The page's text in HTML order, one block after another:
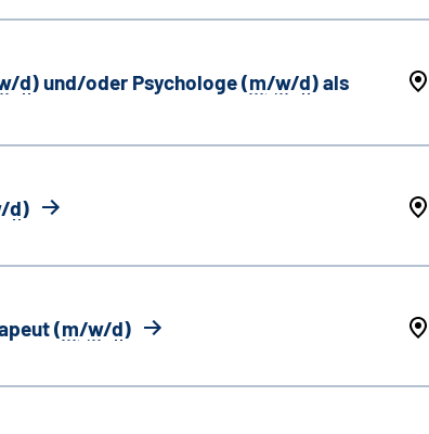
/d) und/oder Psychologe (m/w/d) als
/d)
(m/w/d)